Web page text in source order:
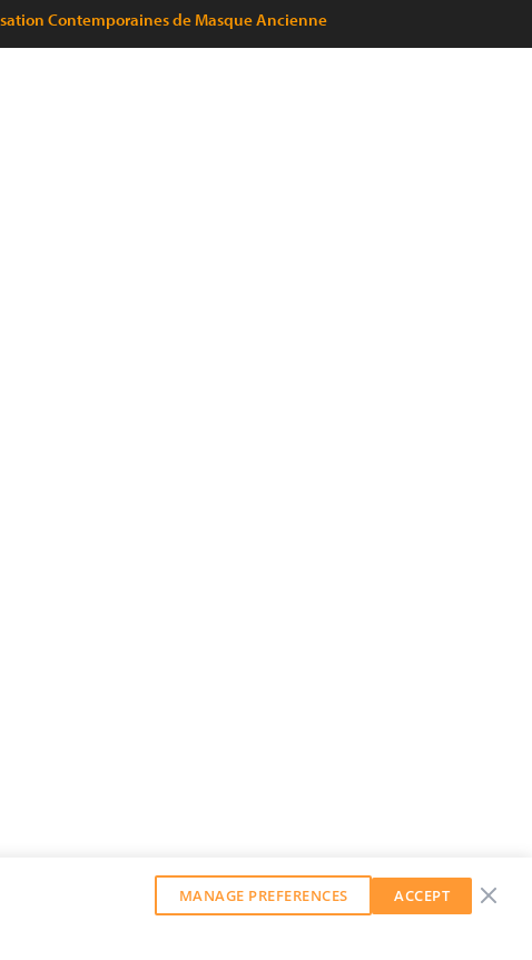
Contemporaines de Masque Ancienne
MANAGE PREFERENCES ACCEPT